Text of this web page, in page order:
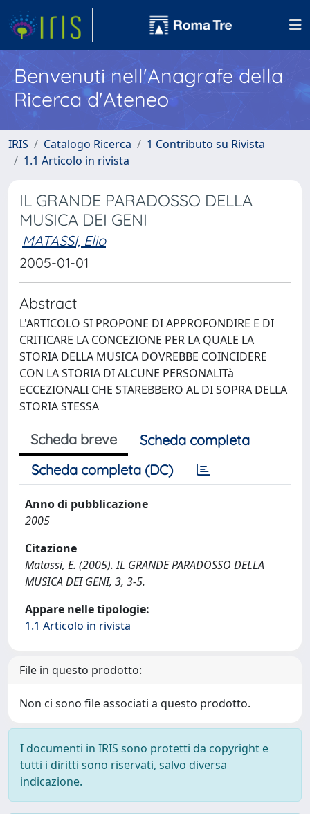
Benvenuti nell'Anagrafe della
Ricerca d'Ateneo
IRIS Catalogo Ricerca
1 Contributo su Rivista
1.1 Articolo in rivista
IL GRANDE PARADOSSO DELLA
MUSICA DEI GENI
MATASSI, Elio
2005-01-01
Abstract
L'ARTICOLO SI PROPONE DI APPROFONDIRE E DI
CRITICARE LA CONCEZIONE PER LA QUALE LA
STORIA DELLA MUSICA DOVREBBE COINCIDERE
CON LA STORIA DI ALCUNE PERSONALITà
ECCEZIONALI CHE STAREBBERO AL DI SOPRA DELLA
STORIA STESSA
Scheda breve
Scheda completa
Scheda completa (DC)
Anno di pubblicazione
2005
Citazione
Matassi, E. (2005). IL GRANDE PARADOSSO DELLA
MUSICA DEI GENI, 3, 3-5.
Appare nelle tipologie:
1.1 Articolo in rivista
File in questo prodotto:
Non ci sono file associati a questo prodotto.
I documenti in IRIS sono protetti da copyright e
tutti i diritti sono riservati, salvo diversa
indicazione.